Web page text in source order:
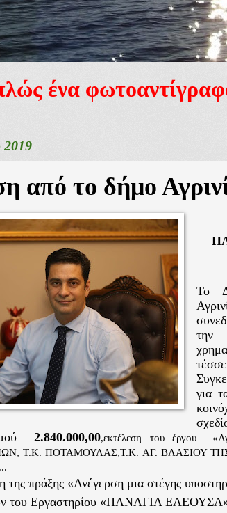
ένα
2019
από το δήμο
Το
για
2.840.000,00,εκτέλεση του έργου
Τ.Κ. ΠΟΤΑΜΟΥΛΑΣ,Τ.Κ. ΑΓ. ΒΛΑΣΙΟΥ
της πράξης «Ανέγερση μια στέγης
του Εργαστηρίου «ΠΑΝΑΓΙΑ